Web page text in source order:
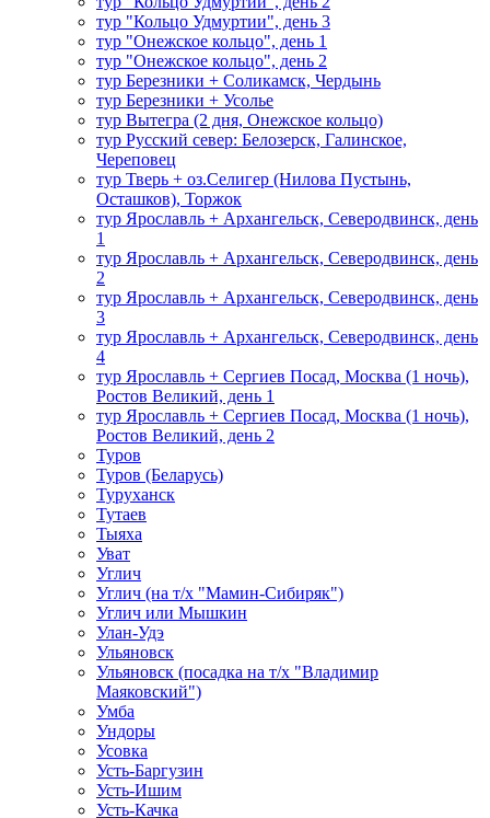
тур "Кольцо Удмуртии", день 3
тур "Онежское кольцо", день 1
тур "Онежское кольцо", день 2
тур Березники + Соликамск, Чердынь
тур Березники + Усолье
тур Вытегра (2 дня, Онежское кольцо)
тур Русский север: Белозерск, Галинское,
Череповец
тур Тверь + оз.Селигер (Нилова Пустынь,
Осташков), Торжок
тур Ярославль + Архангельск, Северодвинск, день
1
тур Ярославль + Архангельск, Северодвинск, день
2
тур Ярославль + Архангельск, Северодвинск, день
3
тур Ярославль + Архангельск, Северодвинск, день
4
тур Ярославль + Сергиев Посад, Москва (1 ночь),
Ростов Великий, день 1
тур Ярославль + Сергиев Посад, Москва (1 ночь),
Ростов Великий, день 2
Туров
Туров (Беларусь)
Туруханск
Тутаев
Тыяха
Уват
Углич
Углич (на т/х "Мамин-Сибиряк")
Углич или Мышкин
Улан-Удэ
Ульяновск
Ульяновск (посадка на т/х "Владимир
Маяковский")
Умба
Ундоры
Усовка
Усть-Баргузин
Усть-Ишим
Усть-Качка